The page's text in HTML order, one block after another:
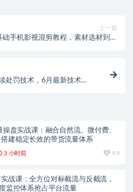
上一篇
础手机影视混剪教程，素材选材到卡
处罚技术，6月最新技术，
操盘实战课：融合自然流、微付费、
建稳定长效的带货流量体系
3 小时前 9.9
战课：全方位对标截流与反截流，
监控体系抢占平台流量